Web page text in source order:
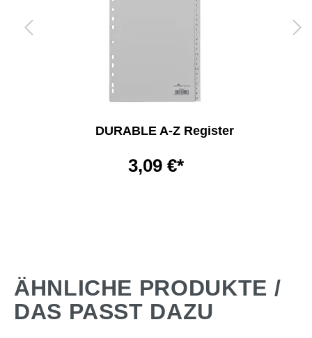
DURABLE A-Z Register
3,09 €*
ÄHNLICHE PRODUKTE /
DAS PASST DAZU